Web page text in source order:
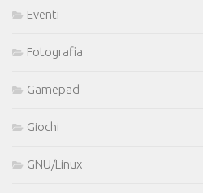
Eventi
Fotografia
Gamepad
Giochi
GNU/Linux